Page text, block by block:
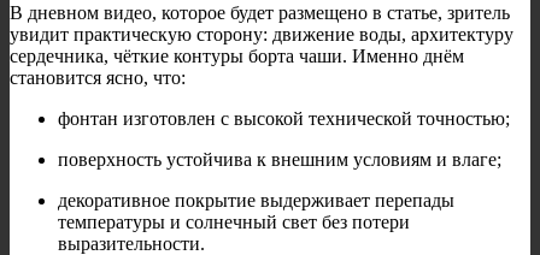
В дневном видео, которое будет размещено в статье, зритель
увидит практическую сторону: движение воды, архитектуру
сердечника, чёткие контуры борта чаши. Именно днём
становится ясно, что:
фонтан изготовлен с высокой технической точностью;
поверхность устойчива к внешним условиям и влаге;
декоративное покрытие выдерживает перепады
температуры и солнечный свет без потери
выразительности.